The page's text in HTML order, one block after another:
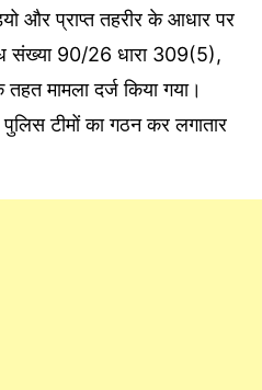
और प्राप्त तहरीर के आधार पर
संख्या 90/26 धारा 309(5),
मामला दर्ज किया गया।
पुलिस टीमों का गठन कर लगातार